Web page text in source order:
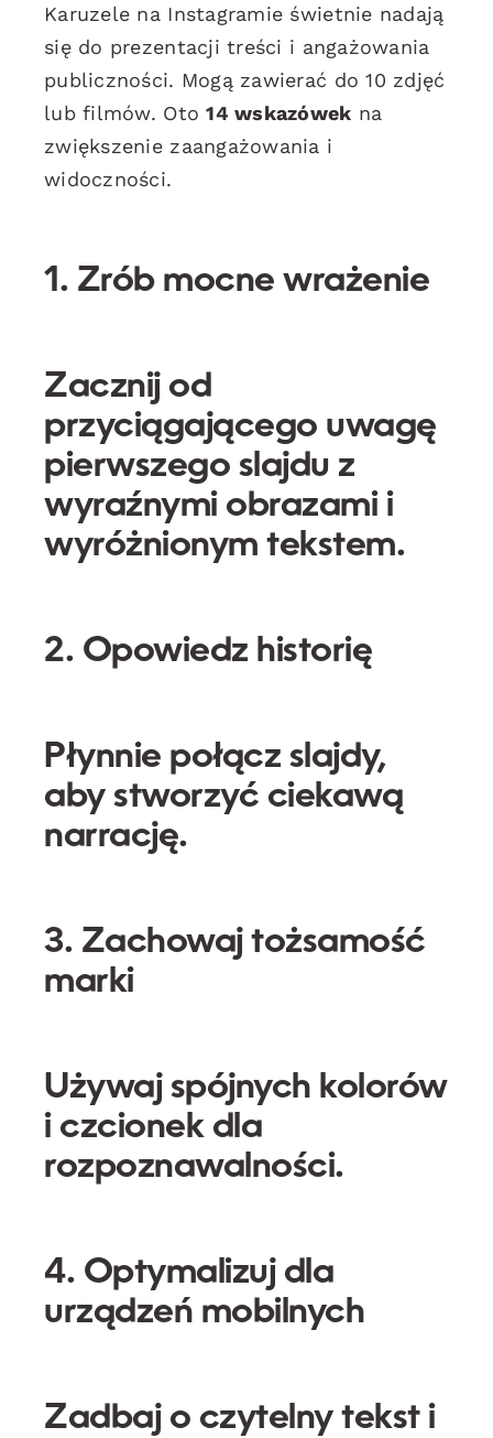
Karuzele na Instagramie świetnie nadają
się do prezentacji treści i angażowania
publiczności. Mogą zawierać do 10 zdjęć
lub filmów. Oto14 wskazówek na
zwiększenie zaangażowania i
widoczności.
1. Zrób mocne wrażenie
Zacznij od
przyciągającego uwagę
pierwszego slajdu z
wyraźnymi obrazami i
wyróżnionym tekstem.
2. Opowiedz historię
Płynnie połącz slajdy,
aby stworzyć ciekawą
narrację.
3. Zachowaj tożsamość
marki
Używaj spójnych kolorów
i czcionek dla
rozpoznawalności.
4. Optymalizuj dla
urządzeń mobilnych
Zadbaj o czytelny tekst i